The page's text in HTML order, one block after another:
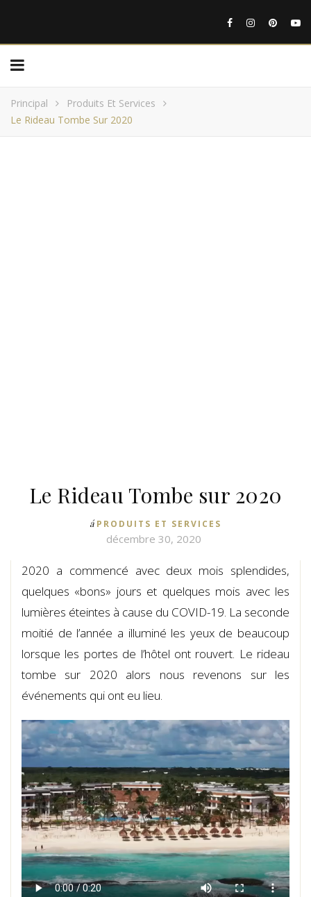
Principal
Produits Et Services
Le Rideau Tombe Sur 2020
Le Rideau Tombe sur 2020
á PRODUITS ET SERVICES
décembre 30, 2020
2020 a commencé avec deux mois splendides,
quelques «bons» jours et quelques mois avec les
lumières éteintes à cause du COVID-19. La seconde
moitié de l’année a illuminé les yeux de beaucoup
lorsque les portes de l’hôtel ont rouvert. Le rideau
tombe sur 2020 alors nous revenons sur les
événements qui ont eu lieu.